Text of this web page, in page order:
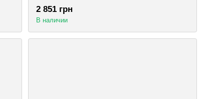
2 851 грн
В наличии